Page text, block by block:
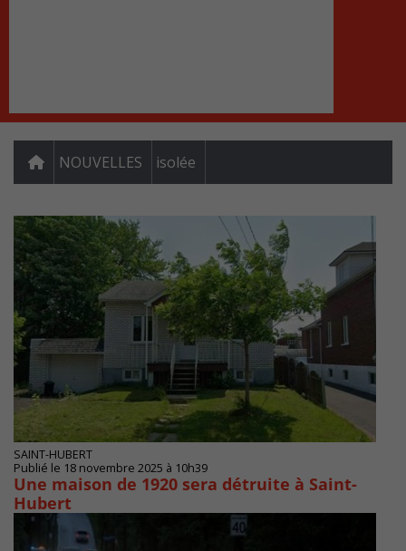
NOUVELLES isolée
SAINT-HUBERT
Publié le 18 novembre 2025 à 10h39
Une maison de 1920 sera détruite à Saint-
Hubert